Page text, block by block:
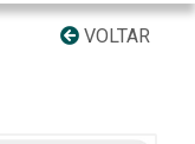
VOLTAR